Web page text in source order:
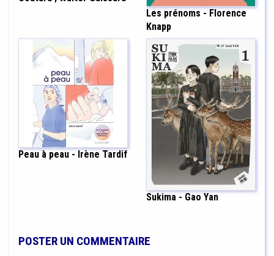
Les prénoms - Florence
Knapp
Peau à peau - Irène Tardif
Sukima - Gao Yan
POSTER UN COMMENTAIRE